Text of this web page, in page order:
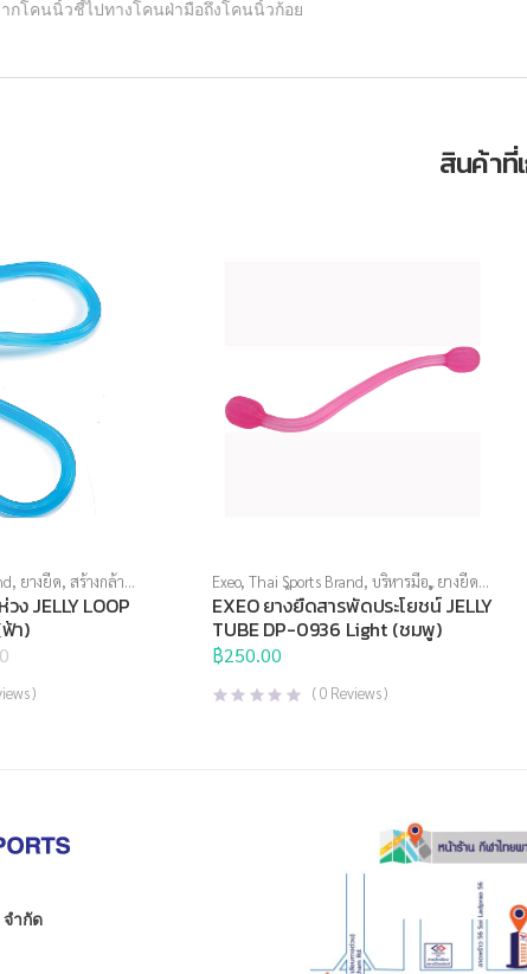
กโคนนิ้วชี้ไปทางโคนฝ่ามือถึงโคนนิ้วก้อย
สินค้าที่
, ยางยืด, สร้างกล้าม
อุปกรณ์คลายกล้าม
,อุปกรณ์ยืดเหยียด,
ง JELLY LOOP
า)
)
Exeo,Thai Sports Brand, บริหารมือ,ยางยืด,
สร้างกล้ามเนื้อ,อุปกรณ์คลายกล้ามเนื้อ
อุปกรณ์บริหารกาย, อุปกรณ์ยืดเหยียด, อุปกรณ์
สุขภาพเพื่อผู้สูงวัย,อุปกรณ์เพื่อสุขภาพ
EXEO ยางยืดสารพัดประโยชน์ JELLY
TUBE DP-0936 Light (ชมพู)
฿250.00
(0 Reviews )
ำกัด